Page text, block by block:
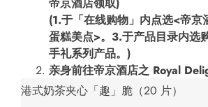
帝京酒店领取)
(1.于「在线购物」内点选<帝京
蛋糕美点>。 3.于产品目录内选
手礼系列产品。 )
亲身前往帝京酒店之 Royal
港式奶茶夹心「趣」脆（20 片）